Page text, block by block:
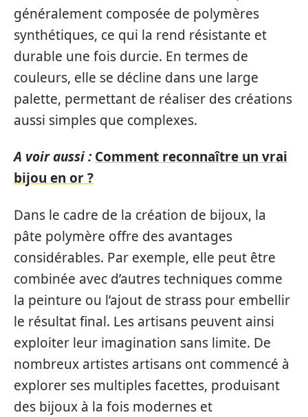
généralement composée de polymères
synthétiques, ce qui la rend résistante et
durable une fois durcie. En termes de
couleurs, elle se décline dans une large
palette, permettant de réaliser des créations
aussi simples que complexes.
A voir aussi : Comment reconnaître un vrai
bijou en or ?
Dans le cadre de la création de bijoux, la
pâte polymère offre des avantages
considérables. Par exemple, elle peut être
combinée avec d’autres techniques comme
la peinture ou l’ajout de strass pour embellir
le résultat final. Les artisans peuvent ainsi
exploiter leur imagination sans limite. De
nombreux artistes artisans ont commencé à
explorer ses multiples facettes, produisant
des bijoux à la fois modernes et